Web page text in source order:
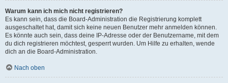
Warum kann ich mich nicht registrieren?
Es kann sein, dass die Board-Administration die Registrierung komplett
ausgeschaltet hat, damit sich keine neuen Benutzer mehr anmelden können.
Es könnte auch sein, dass deine IP-Adresse oder der Benutzername, mit dem
du dich registrieren möchtest, gesperrt wurden. Um Hilfe zu erhalten, wende
dich an die Board-Administration.
Nach oben